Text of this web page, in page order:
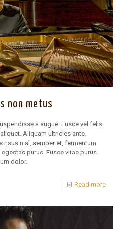
non metus
a augue. Fusce vel felis
Aliquam ultricies ante.
risus nisl, semper et, fermentum
purus. Fusce vitae purus.
dolor.
Read more